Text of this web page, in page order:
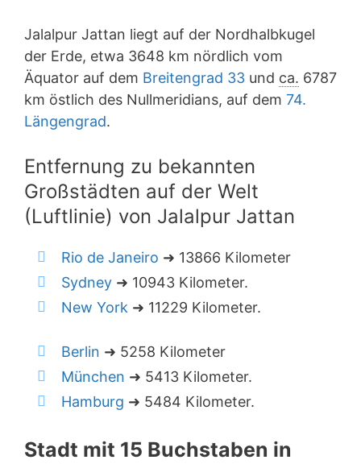
Jalalpur Jattan liegt auf der Nordhalbkugel
der Erde, etwa 3648 km nördlich vom
Äquator auf dem Breitengrad 33 und ca. 6787
km östlich des Nullmeridians, auf dem 74.
Längengrad.
Entfernung zu bekannten
Großstädten auf der Welt
(Luftlinie) von Jalalpur Jattan
Rio de Janeiro ➜ 13866 Kilometer
Sydney ➜ 10943 Kilometer.
New York ➜ 11229 Kilometer.
Berlin ➜ 5258 Kilometer
München ➜ 5413 Kilometer.
Hamburg ➜ 5484 Kilometer.
Stadt mit 15 Buchstaben in